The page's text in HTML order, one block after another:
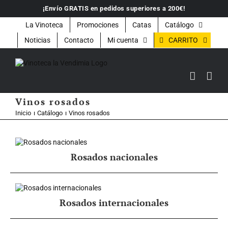
contenido
¡Envío GRATIS en pedidos superiores a 200€!
La Vinoteca Promociones Catas
Catálogo
Noticias
Contacto Mi cuenta CARRITO
Vinos rosados
Inicio Catálogo Vinos rosados
Rosados nacionales
Rosados internacionales